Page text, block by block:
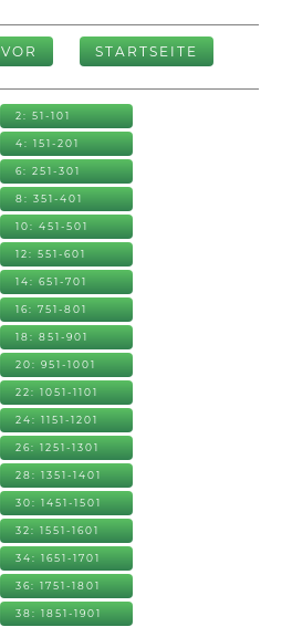
VOR STARTSEITE
2: 51-101
4: 151-201
6: 251-301
8: 351-401
10: 451-501
12: 551-601
14: 651-701
16: 751-801
18: 851-901
20: 951-1001
22: 1051-1101
24: 1151-1201
26: 1251-1301
28: 1351-1401
30: 1451-1501
32: 1551-1601
34: 1651-1701
36: 1751-1801
38: 1851-1901